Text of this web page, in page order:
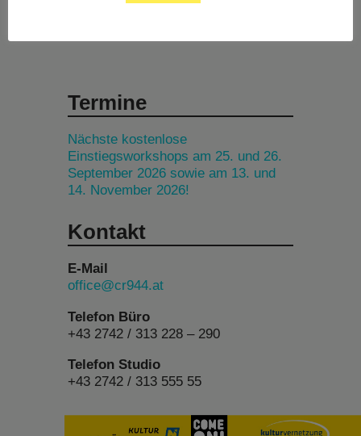
Termine
Nächste kostenlose
Einstiegsworkshops am 25. und 26.
September 2026 sowie am 13. und
14. November 2026!
Kontakt
E-Mail
office@cr944.at
Telefon Büro
+43 2742 / 313 228 – 290
Telefon Studio
+43 2742 / 313 555 55